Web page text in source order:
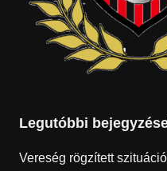
Legutóbbi
Vereség rögzített